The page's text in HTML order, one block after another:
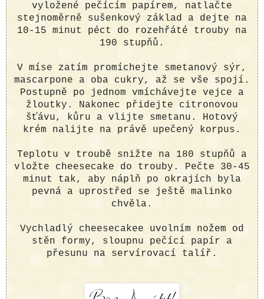
vyložené pečícím papírem, natlačte
stejnoměrně sušenkový základ a dejte na
10-15 minut péct do rozehřáté trouby na
190 stupňů.
V míse zatím promíchejte smetanový sýr,
mascarpone a oba cukry, až se vše spojí.
Postupně po jednom vmíchávejte vejce a
žloutky. Nakonec přidejte citronovou
šťávu, kůru a vlijte smetanu. Hotový
krém nalijte na právě upečený korpus.
Teplotu v troubě snižte na 180 stupňů a
vložte cheesecake do trouby. Pečte 30-45
minut tak, aby náplň po okrajích byla
pevná a uprostřed se ještě malinko
chvěla.
Vychladlý cheesecakee uvolním nožem od
stěn formy, sloupnu pečící papír a
přesunu na servírovací talíř.